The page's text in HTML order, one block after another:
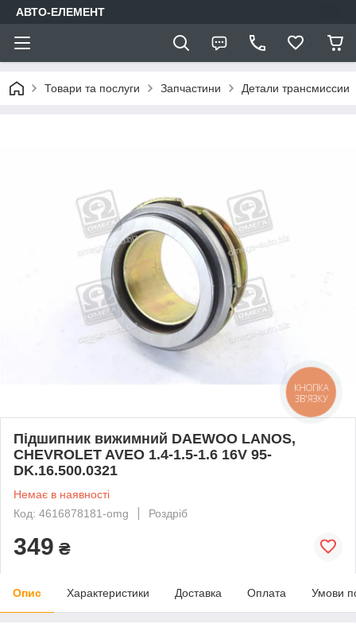
АВТО-ЕЛЕМЕНТ
Товари та послуги Запчастини Детали трансмиссии
Підшипник вижимний DAEWOO LANOS,
CHEVROLET AVEO 1.4-1.5-1.6 16V 95-
DK.16.500.0321
Немає в наявності
Код: 4616878181-omg
Роздріб
349 ₴
Опис Характеристики Доставка Оплата Умови
КНОПКА
ЗВ'ЯЗКУ